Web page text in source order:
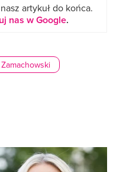
artykuł do końca.
nas w Google.